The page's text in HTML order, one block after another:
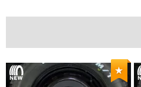
14インチ：冬タイヤホイール
★